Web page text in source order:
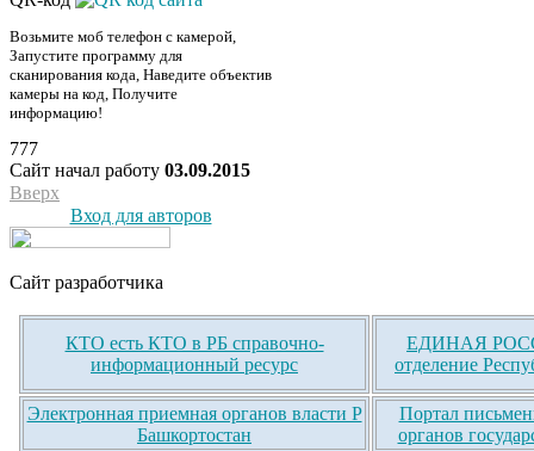
Возьмите моб телефон с камерой,
Запустите программу для
сканирования кода, Наведите объектив
камеры на код, Получите
информацию!
777
Сайт начал работу 03.09.2015
Вверх
Вход для авторов
Сайт разработчика
КТО есть КТО в РБ справочно-
информационный ресурс
ЕДИНАЯ
отделение
Электронная приемная органов власти Р
Башкортостан
Портал
органов